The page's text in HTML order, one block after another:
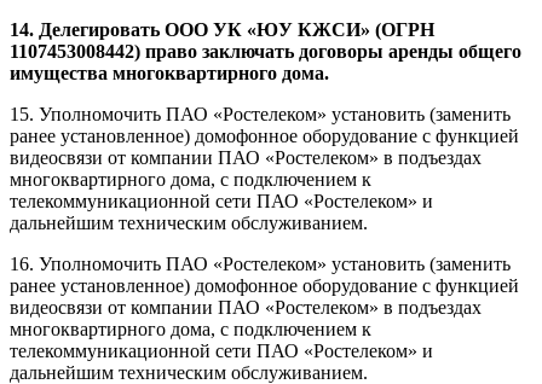
14. Делегировать ООО УК «ЮУ КЖСИ» (ОГРН
1107453008442) право заключать договоры аренды общего
имущества многоквартирного дома.
15. Уполномочить ПАО «Ростелеком» установить (заменить
ранее установленное) домофонное оборудование с функцией
видеосвязи от компании ПАО «Ростелеком» в подъездах
многоквартирного дома, с подключением к
телекоммуникационной сети ПАО «Ростелеком» и
дальнейшим техническим обслуживанием.
16. Уполномочить ПАО «Ростелеком» установить (заменить
ранее установленное) домофонное оборудование с функцией
видеосвязи от компании ПАО «Ростелеком» в подъездах
многоквартирного дома, с подключением к
телекоммуникационной сети ПАО «Ростелеком» и
дальнейшим техническим обслуживанием.